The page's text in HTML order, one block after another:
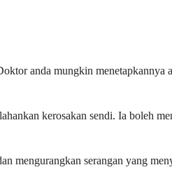
anda mungkin
kerosakan sendi. Ia boleh
mengurangkan serangan yang